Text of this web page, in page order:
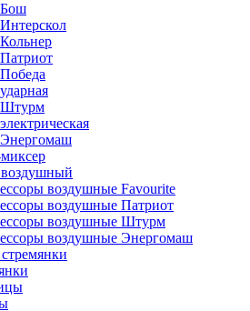
Бош
Штурм
воздушные Favourite
воздушные Патриот
воздушные Штурм
воздушные Энергомаш